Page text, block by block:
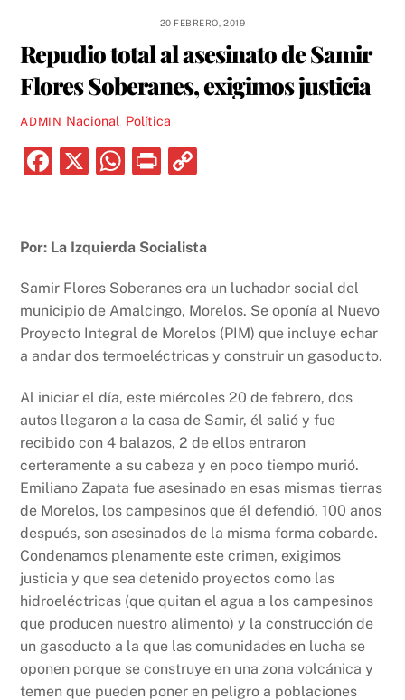
20 FEBRERO, 2019
Repudio total al asesinato de Samir
Flores Soberanes, exigimos justicia
ADMIN Nacional Política
F
e
b
o
o
k
X
W
s
A
p
p
P
y
Li
n
k
Por: La Izquierda Socialista
Samir Flores Soberanes era un luchador social del
municipio de Amalcingo, Morelos. Se oponía al Nuevo
Proyecto Integral de Morelos (PIM) que incluye echar
a andar dos termoeléctricas y construir un gasoducto.
Al iniciar el día, este miércoles 20 de febrero, dos
autos llegaron a la casa de Samir, él salió y fue
recibido con 4 balazos, 2 de ellos entraron
certeramente a su cabeza y en poco tiempo murió.
Emiliano Zapata fue asesinado en esas mismas tierras
de Morelos, los campesinos que él defendió, 100 años
después, son asesinados de la misma forma cobarde.
Condenamos plenamente este crimen, exigimos
justicia y que sea detenido proyectos como las
hidroeléctricas (que quitan el agua a los campesinos
que producen nuestro alimento) y la construcción de
un gasoducto a la que las comunidades en lucha se
oponen porque se construye en una zona volcánica y
temen que pueden poner en peligro a poblaciones